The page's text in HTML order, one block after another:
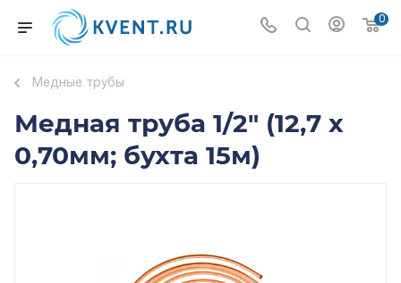
0
Медные трубы
Медная труба 1/2" (12,7 x
0,70мм; бухта 15м)